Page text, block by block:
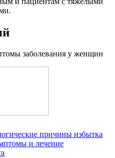
причины избытка
и лечение